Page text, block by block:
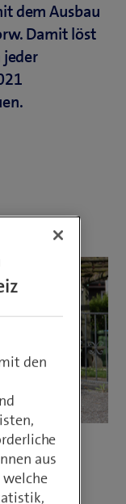
dem Ausbau
Damit löst
jeder
den
aus
welche